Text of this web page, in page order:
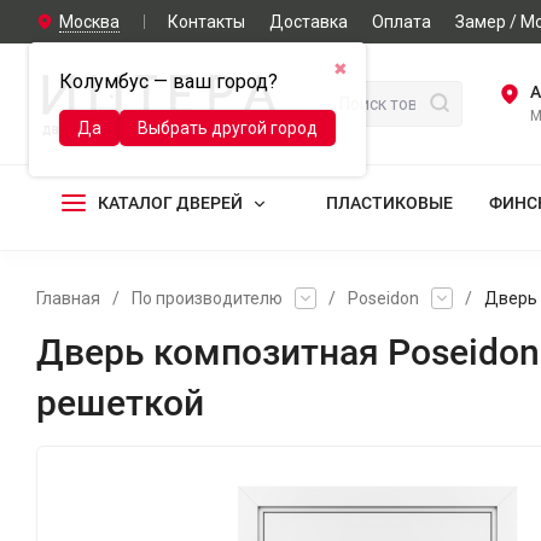
Москва
✖
Колумбус — ваш город?
Да Выбрать другой город
Контакты Доставка Оплата Замер /
КАТАЛОГ ДВЕРЕЙ ПЛАСТИКОВЫЕ
Главная / По производителю / Poseidon / Дверь
Дверь композитная
решеткой